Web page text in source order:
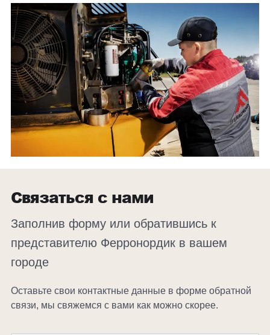
Связаться с нами
Заполнив форму или обратившись к
представителю Ферронордик в вашем
городе
Оставьте свои контактные данные в форме обратной
связи, мы свяжемся с вами как можно скорее.